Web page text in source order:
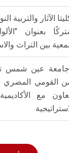
الآثار والتربية
بعنوان
بين التراث
جامعة عين شمس
القومي
مع